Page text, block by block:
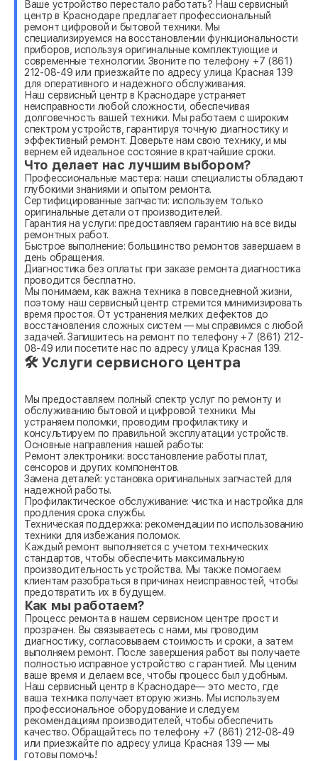
Ваше устройство перестало работать? Наш сервисный
центр в Краснодаре предлагает профессиональный
ремонт цифровой и бытовой техники. Мы
специализируемся на восстановлении функциональности
приборов, используя оригинальные комплектующие и
современные технологии. Звоните по телефону +7 (861)
212-08-49 или приезжайте по адресу улица Красная 139
для оперативного и надежного обслуживания.
Наш сервисный центр в Краснодаре устраняет
неисправности любой сложности, обеспечивая
долговечность вашей техники. Мы работаем с широким
спектром устройств, гарантируя точную диагностику и
эффективный ремонт. Доверьте нам свою технику, и мы
вернем ей идеальное состояние в кратчайшие сроки.
Что делает нас лучшим выбором?
Профессиональные мастера: наши специалисты обладают
глубокими знаниями и опытом ремонта.
Сертифицированные запчасти: используем только
оригинальные детали от производителей.
Гарантия на услуги: предоставляем гарантию на все виды
ремонтных работ.
Быстрое выполнение: большинство ремонтов завершаем в
день обращения.
Диагностика без оплаты: при заказе ремонта диагностика
проводится бесплатно.
Мы понимаем, как важна техника в повседневной жизни,
поэтому наш сервисный центр стремится минимизировать
время простоя. От устранения мелких дефектов до
восстановления сложных систем — мы справимся с любой
задачей. Запишитесь на ремонт по телефону +7 (861) 212-
08-49 или посетите нас по адресу улица Красная 139.
🛠 Услуги сервисного центра
Мы предоставляем полный спектр услуг по ремонту и
обслуживанию бытовой и цифровой техники. Мы
устраняем поломки, проводим профилактику и
консультируем по правильной эксплуатации устройств.
Основные направления нашей работы:
Ремонт электроники: восстановление работы плат,
сенсоров и других компонентов.
Замена деталей: установка оригинальных запчастей для
надежной работы.
Профилактическое обслуживание: чистка и настройка для
продления срока службы.
Техническая поддержка: рекомендации по использованию
техники для избежания поломок.
Каждый ремонт выполняется с учетом технических
стандартов, чтобы обеспечить максимальную
производительность устройства. Мы также помогаем
клиентам разобраться в причинах неисправностей, чтобы
предотвратить их в будущем.
Как мы работаем?
Процесс ремонта в нашем сервисном центре прост и
прозрачен. Вы связываетесь с нами, мы проводим
диагностику, согласовываем стоимость и сроки, а затем
выполняем ремонт. После завершения работ вы получаете
полностью исправное устройство с гарантией. Мы ценим
ваше время и делаем все, чтобы процесс был удобным.
Наш сервисный центр в Краснодаре— это место, где
ваша техника получает вторую жизнь. Мы используем
профессиональное оборудование и следуем
рекомендациям производителей, чтобы обеспечить
качество. Обращайтесь по телефону +7 (861) 212-08-49
или приезжайте по адресу улица Красная 139 — мы
готовы помочь!